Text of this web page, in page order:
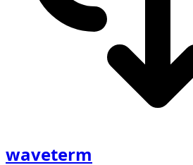
waveterm